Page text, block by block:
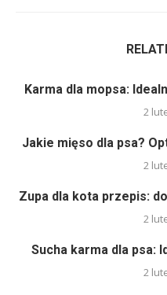
Karma dla mopsa:
2
Jakie mięso dla psa?
2
Zupa dla kota przepis:
2
Sucha karma dla psa:
2